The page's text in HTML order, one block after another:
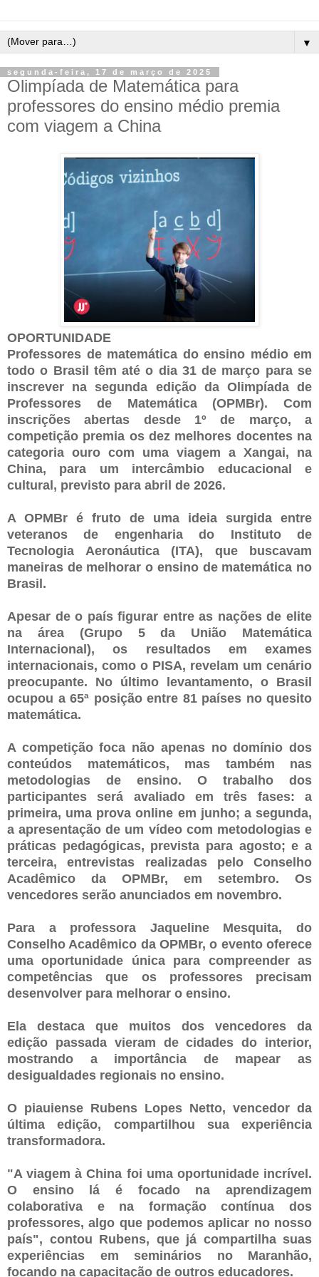
▼
segunda-feira, 17 de março de 2025
Olimpíada de Matemática para
professores do ensino médio premia
com viagem a China
OPORTUNIDADE
Professores de matemática do ensino médio em
todo o Brasil têm até o dia 31 de março para se
inscrever na segunda edição da Olimpíada de
Professores de Matemática (OPMBr). Com
inscrições abertas desde 1º de março, a
competição premia os dez melhores docentes na
categoria ouro com uma viagem a Xangai, na
China, para um intercâmbio educacional e
cultural, previsto para abril de 2026.
A OPMBr é fruto de uma ideia surgida entre
veteranos de engenharia do Instituto de
Tecnologia Aeronáutica (ITA), que buscavam
maneiras de melhorar o ensino de matemática no
Brasil.
Apesar de o país figurar entre as nações de elite
na área (Grupo 5 da União Matemática
Internacional), os resultados em exames
internacionais, como o PISA, revelam um cenário
preocupante. No último levantamento, o Brasil
ocupou a 65ª posição entre 81 países no quesito
matemática.
A competição foca não apenas no domínio dos
conteúdos matemáticos, mas também nas
metodologias de ensino. O trabalho dos
participantes será avaliado em três fases: a
primeira, uma prova online em junho; a segunda,
a apresentação de um vídeo com metodologias e
práticas pedagógicas, prevista para agosto; e a
terceira, entrevistas realizadas pelo Conselho
Acadêmico da OPMBr, em setembro. Os
vencedores serão anunciados em novembro.
Para a professora Jaqueline Mesquita, do
Conselho Acadêmico da OPMBr, o evento oferece
uma oportunidade única para compreender as
competências que os professores precisam
desenvolver para melhorar o ensino.
Ela destaca que muitos dos vencedores da
edição passada vieram de cidades do interior,
mostrando a importância de mapear as
desigualdades regionais no ensino.
O piauiense Rubens Lopes Netto, vencedor da
última edição, compartilhou sua experiência
transformadora.
"A viagem à China foi uma oportunidade incrível.
O ensino lá é focado na aprendizagem
colaborativa e na formação contínua dos
professores, algo que podemos aplicar no nosso
país", contou Rubens, que já compartilha suas
experiências em seminários no Maranhão,
focando na capacitação de outros educadores.